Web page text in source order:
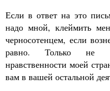
Если в ответ на это
надо мной, клеймить
черносотенцем, если
равно. Только не
нравственности моей
вам в вашей остальной